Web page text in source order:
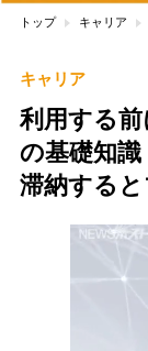
トップ キャリア
キャリア
利用する前
の基礎知
滞納する